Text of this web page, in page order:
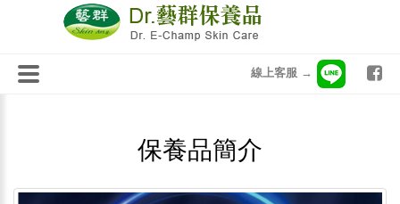
保養品簡介
線上客服 →